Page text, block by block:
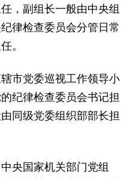
，副组长一般由中央组
律检查委员会分管日常
。
市党委巡视工作领导小
纪律检查委员会书记担
同级党委组织部部长担
央国家机关部门党组